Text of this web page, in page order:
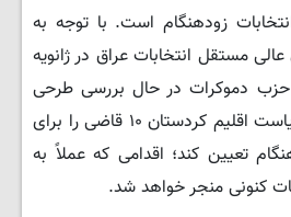
زودهنگام است. با توجه به
مستقل انتخابات عراق در ژانویه
حزب دموکرات در حال بررسی طرحی
است که بر اساس آن، ریاست اقلیم کردستان ۱۰ قاضی را برای
تعیین کند؛ اقدامی که عملاً به
کنونی منجر خواهد شد.